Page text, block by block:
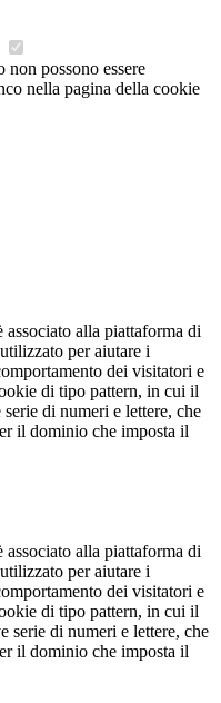
possono essere
nella pagina della cookie
alla piattaforma di
per aiutare i
dei visitatori e
di tipo pattern, in cui il
di numeri e lettere, che
il dominio che imposta il
alla piattaforma di
per aiutare i
dei visitatori e
di tipo pattern, in cui il
serie di numeri e lettere, che
il dominio che imposta il